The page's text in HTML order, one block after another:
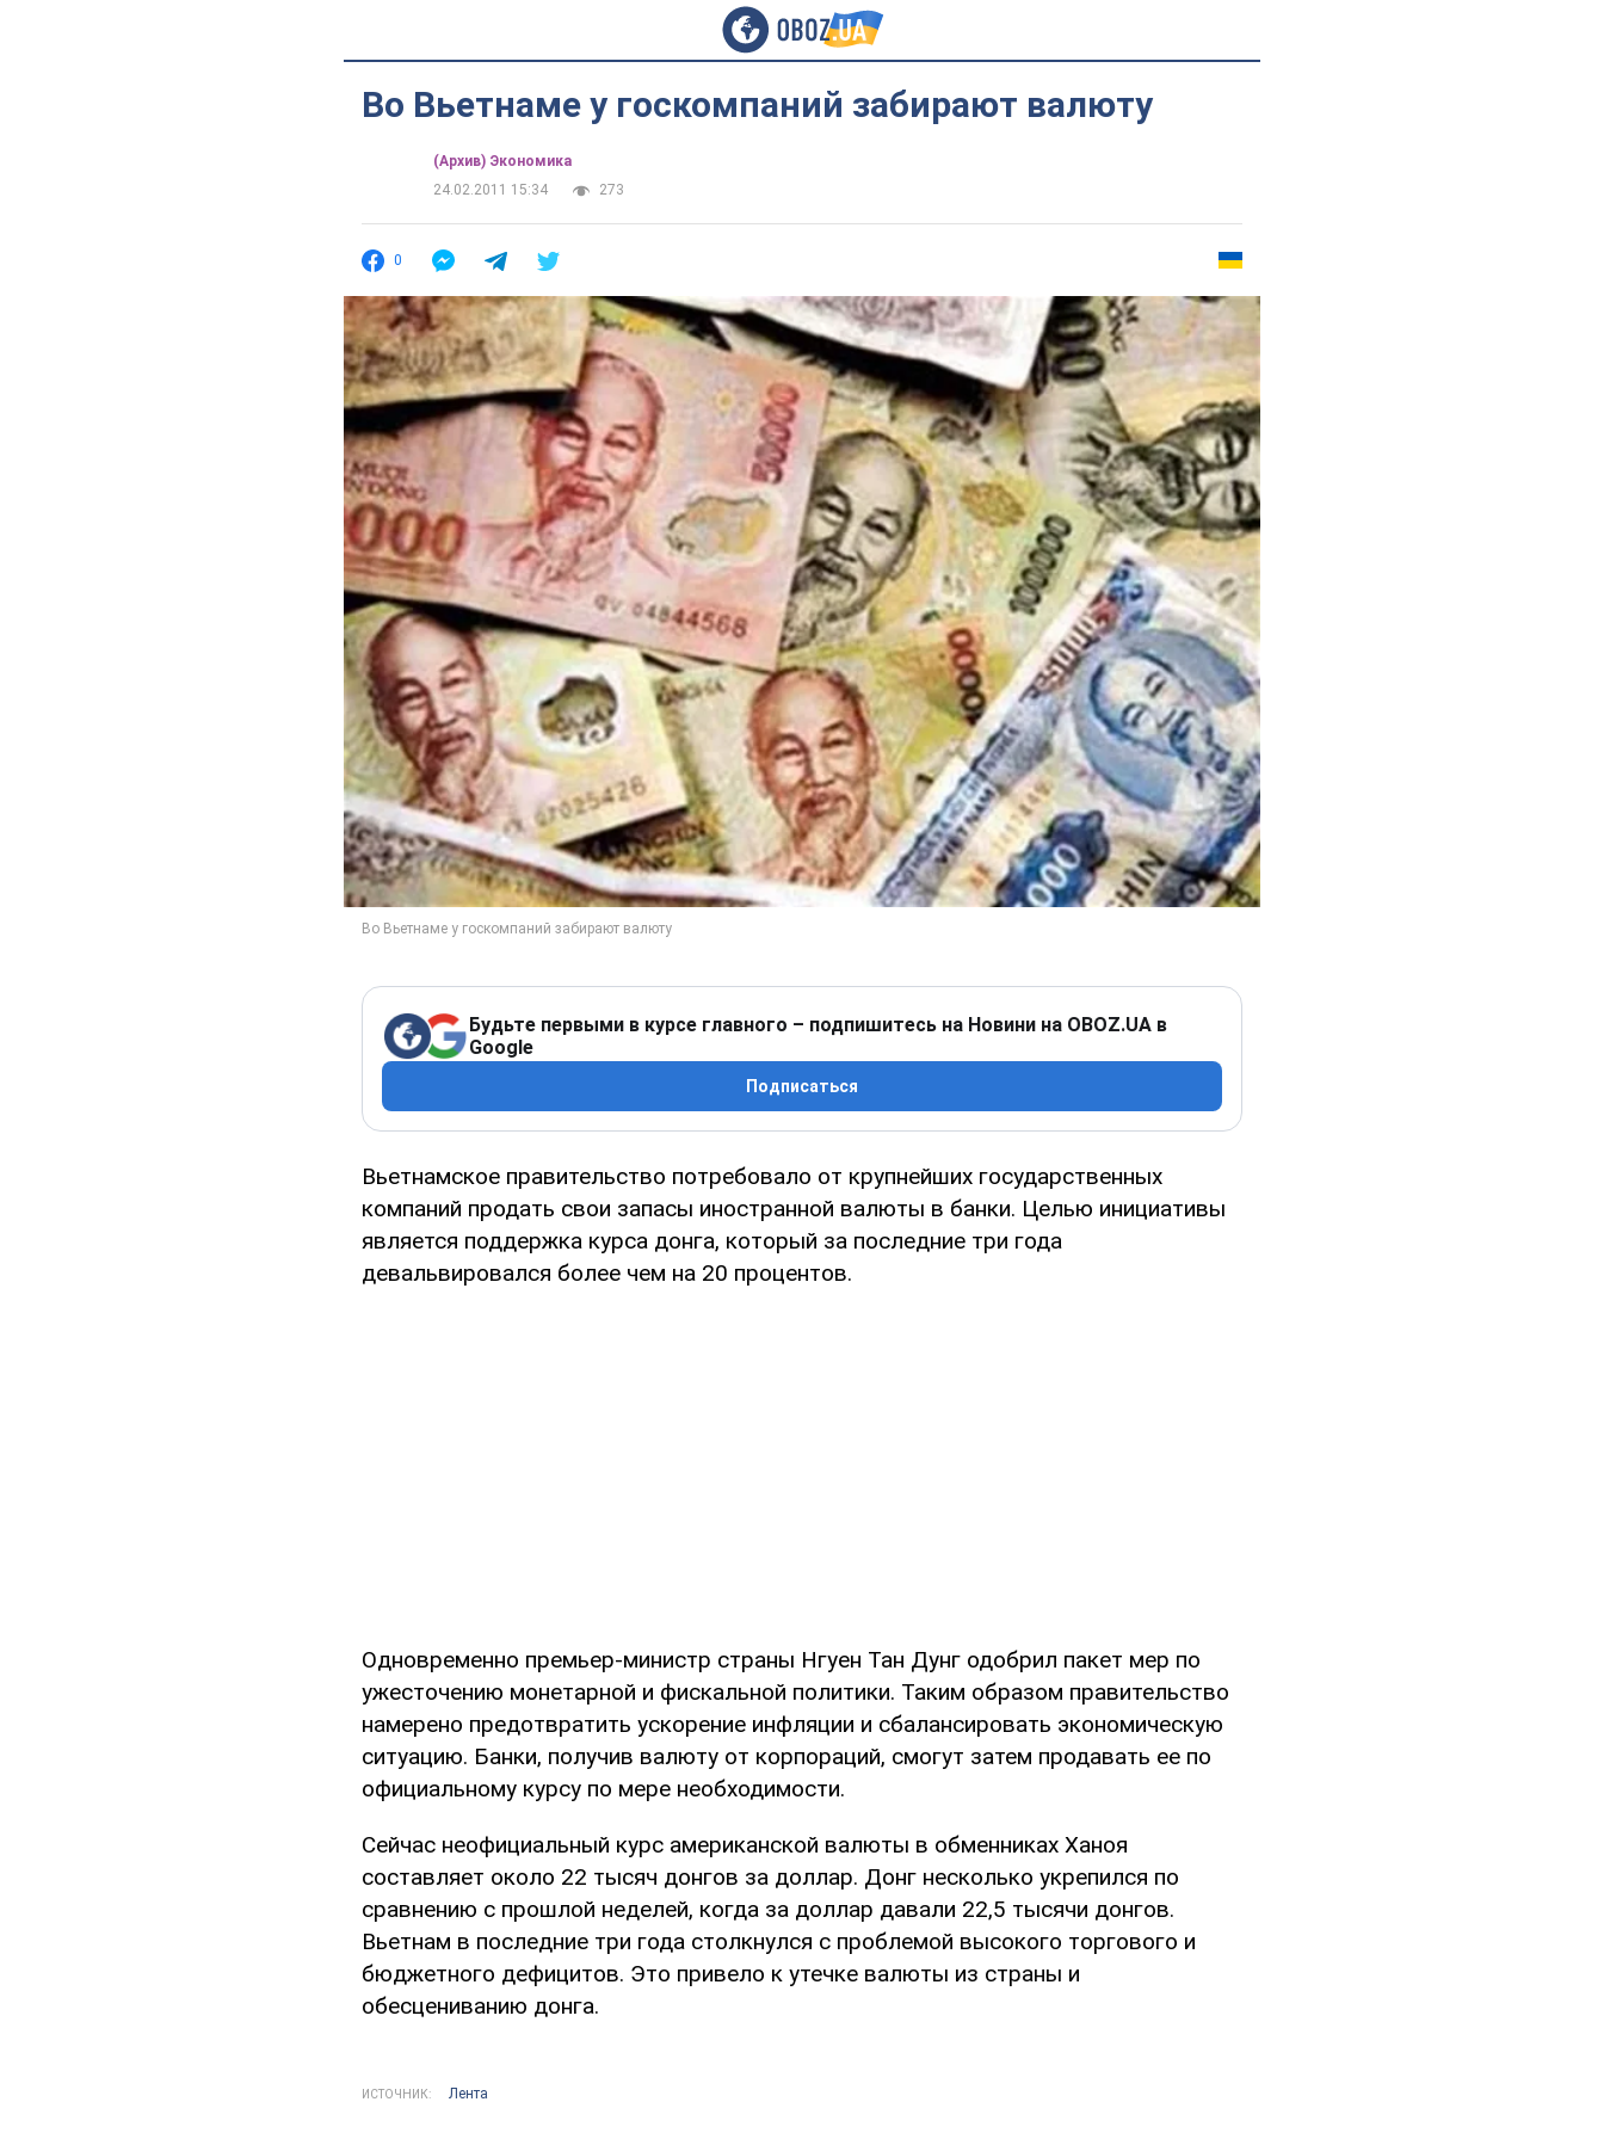
Во Вьетнаме у госкомпаний забирают валюту
(Архив) Экономика
24.02.2011 15:34
273
0
Будьте первыми в курсе главного – подпишитесь на Новини на OBOZ.UA в
Google
Подписаться
Вьетнамское правительство потребовало от крупнейших государственных
компаний продать свои запасы иностранной валюты в банки. Целью инициативы
является поддержка курса донга, который за последние три года
девальвировался более чем на 20 процентов.
Одновременно премьер-министр страны Нгуен Тан Дунг одобрил пакет мер по
ужесточению монетарной и фискальной политики. Таким образом правительство
намерено предотвратить ускорение инфляции и сбалансировать экономическую
ситуацию. Банки, получив валюту от корпораций, смогут затем продавать ее по
официальному курсу по мере необходимости.
Сейчас неофициальный курс американской валюты в обменниках Ханоя
составляет около 22 тысяч донгов за доллар. Донг несколько укрепился по
сравнению с прошлой неделей, когда за доллар давали 22,5 тысячи донгов.
Вьетнам в последние три года столкнулся с проблемой высокого торгового и
бюджетного дефицитов. Это привело к утечке валюты из страны и
обесцениванию донга.
ИСТОЧНИК: Лента